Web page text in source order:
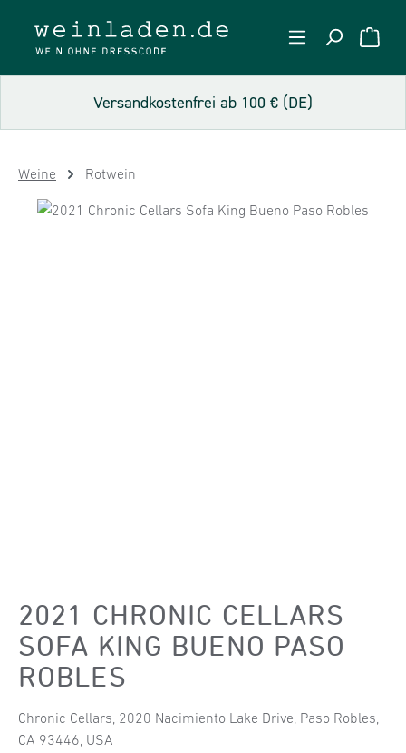
Zum Hauptinhalt springen
Versandkostenfrei ab 100 € (DE)
Weine Rotwein
Bildergalerie überspringen
2021 CHRONIC CELLARS
SOFA KING BUENO PASO
ROBLES
Chronic Cellars, 2020 Nacimiento Lake Drive, Paso Robles,
CA 93446, USA